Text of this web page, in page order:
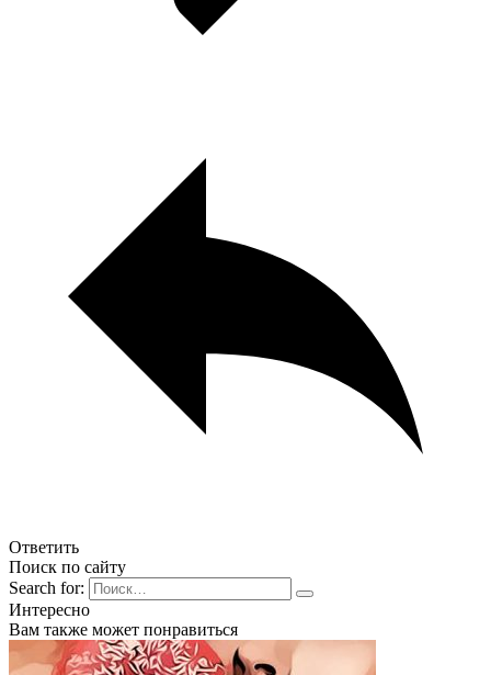
Ответить
Поиск по сайту
Search for:
Интересно
Вам также может понравиться